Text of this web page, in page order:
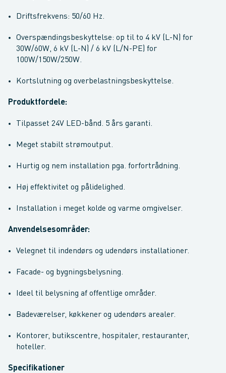
Driftsfrekvens: 50/60 Hz.
Overspændingsbeskyttelse: op til to 4 kV (L-N) for
30W/60W, 6 kV (L-N) / 6 kV (L/N-PE) for
100W/150W/250W.
Kortslutning og overbelastningsbeskyttelse.
Produktfordele:
Tilpasset 24V LED-bånd. 5 års garanti.
Meget stabilt strømoutput.
Hurtig og nem installation pga. forfortrådning.
Høj effektivitet og pålidelighed.
Installation i meget kolde og varme omgivelser.
Anvendelsesområder:
Velegnet til indendørs og udendørs installationer.
Facade- og bygningsbelysning.
Ideel til belysning af offentlige områder.
Badeværelser, køkkener og udendørs arealer.
Kontorer, butikscentre, hospitaler, restauranter,
hoteller.
Specifikationer